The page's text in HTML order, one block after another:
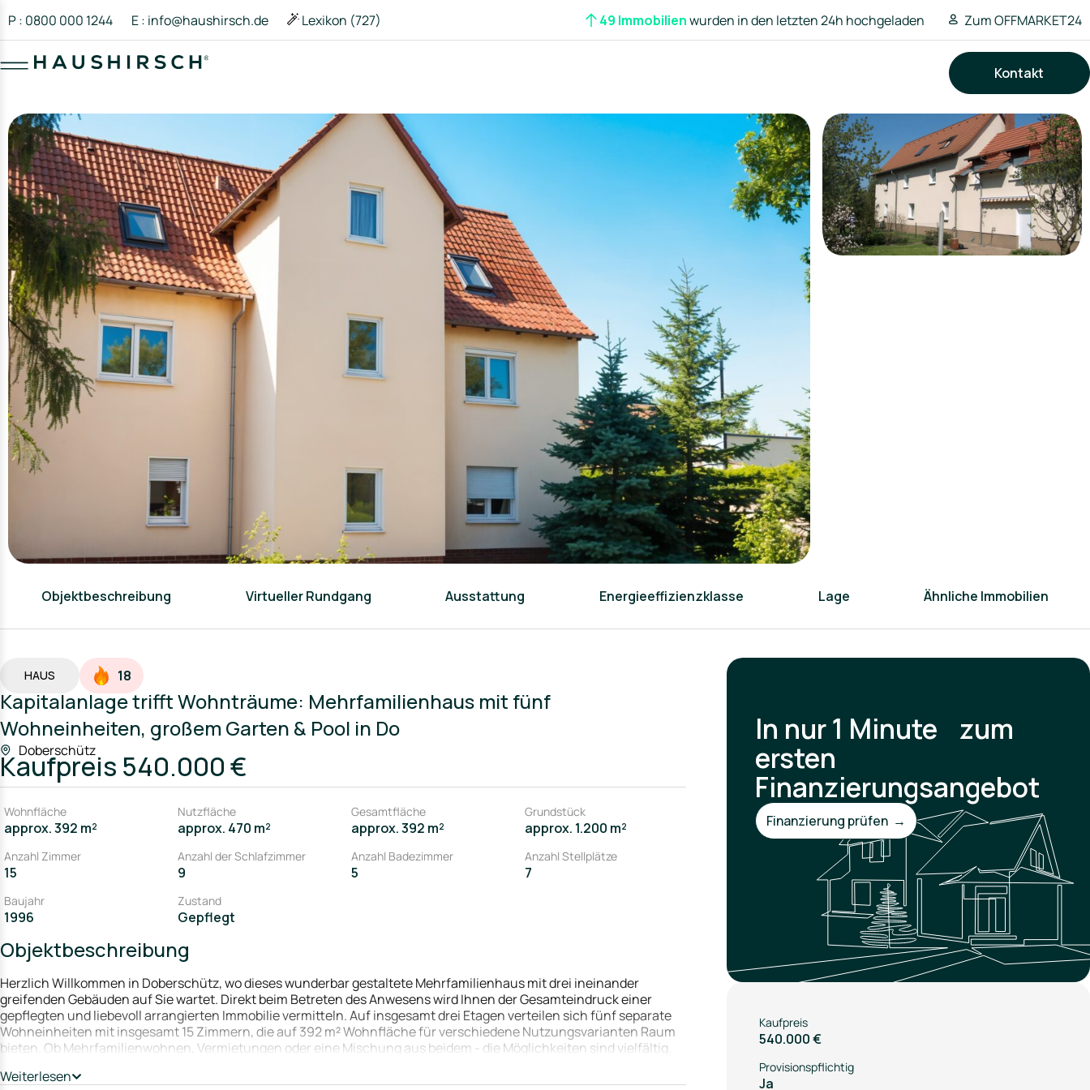
P : 0800 000 1244 E : info@haushirsch.de Lexikon (727) 49 Immobilienwurden in den letzten 24h hochgeladen Zum OFFMARKET24
Kontakt
Objektbeschreibung Virtueller Rundgang Ausstattung Energieeffizienzklasse Lage Ähnliche Immobilien
HAUS 18
Kapitalanlage trifft Wohnträume: Mehrfamilienhaus mit fünf
Wohneinheiten, großem Garten & Pool in Do
Doberschütz
Kaufpreis 540.000 €
Wohnfläche
approx. 392 m²
Nutzfläche
approx. 470 m²
Gesamtfläche
approx. 392 m²
Grundstück
approx. 1.200 m²
Anzahl Zimmer
15
Anzahl der Schlafzimmer
9
Anzahl Badezimmer
5
Anzahl Stellplätze
7
Baujahr
1996
Zustand
Gepflegt
Objektbeschreibung
Herzlich Willkommen in Doberschütz, wo dieses wunderbar gestaltete Mehrfamilienhaus mit drei ineinander
greifenden Gebäuden auf Sie wartet. Direkt beim Betreten des Anwesens wird Ihnen der Gesamteindruck einer
gepflegten und liebevoll arrangierten Immobilie vermitteln. Auf insgesamt drei Etagen verteilen sich fünf separate
Wohneinheiten mit insgesamt 15 Zimmern, die auf 392 m² Wohnfläche für verschiedene Nutzungsvarianten Raum
bieten. Ob Mehrfamilienwohnen, Vermietungen oder eine Mischung aus beidem - die Möglichkeiten sind vielfältig.
gehobene Ausstattungsqualität, die in jedem Detail zum Ausdruck kommt. Von den insgesamt neun Schlafzimmern,
Weiterlesen
In nur 1 Minute zum
ersten
Finanzierungsangebot
Finanzierung prüfen →
Kaufpreis
540.000 €
Provisionspflichtig
Ja